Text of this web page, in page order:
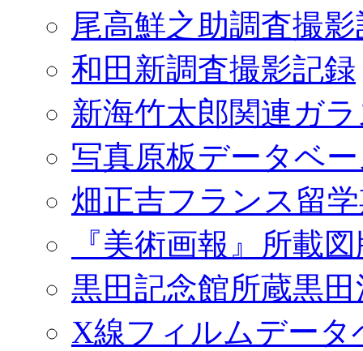
尾高鮮之助調査撮
和田新調査撮影記録
新海竹太郎関連ガ
写真原板データベ
畑正吉フランス留
『美術画報』所載
黒田記念館所蔵黒
X線フィルムデータ